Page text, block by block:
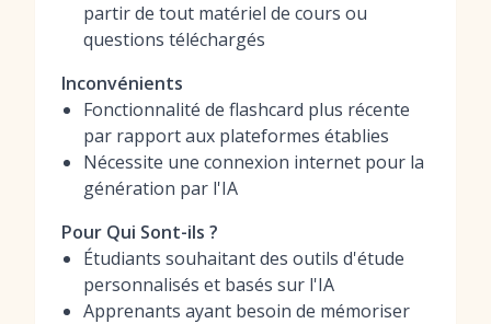
partir de tout matériel de cours ou
questions téléchargés
Inconvénients
Fonctionnalité de flashcard plus récente
par rapport aux plateformes établies
Nécessite une connexion internet pour la
génération par l'IA
Pour Qui Sont-ils ?
Étudiants souhaitant des outils d'étude
personnalisés et basés sur l'IA
Apprenants ayant besoin de mémoriser